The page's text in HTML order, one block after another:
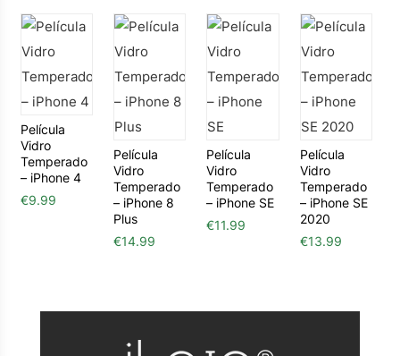
Película
Vidro
Temperado
– iPhone 4
€9.99
Película
Vidro
Temperado
– iPhone 8
Plus
€14.99
Película
Vidro
Temperado
– iPhone SE
€11.99
Película
Vidro
Temperado
– iPhone SE
2020
€13.99